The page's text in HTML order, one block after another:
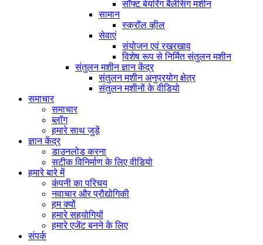
सॉफ्ट बेयरिंग बैलेंसिंग मशीन
सामान
स्क्रॉल व्हील
सेवाएं
संयोजन एवं रखरखाव
विशेष रूप से निर्मित संतुलन मशीन
संतुलन मशीन ज्ञान केंद्र
संतुलन मशीन अनुप्रयोग क्षेत्र
संतुलन मशीनों के वीडियो
समाचार
समाचार
ब्लॉग
हमारे साथ जुड़ें
ज्ञान केंद्र
डाउनलोड करना
सटीक विनिर्माण के लिए वीडियो
हमारे बारे में
कंपनी का परिचय
नवाचार और प्रौद्योगिकी
हम क्यों
हमारे सहयोगियों
हमारे एजेंट बनने के लिए
संपर्क